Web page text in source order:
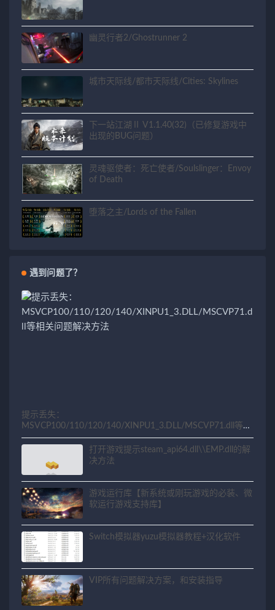
幽灵行者2/Ghostrunner 2
城市天际线/都市天际线/Cities: Skylines
下一站江湖Ⅱ V1.1.40(32)（已修复游戏中
出现的BUG问题）
灵魂驱使者：死亡使者/Soulslinger：Envoy
of Death
堕落之主/Lords of the Fallen
遇到问题了？
提示丢失：
MSVCP100/110/120/140/XINPU1_3.DLL/MSCVP71.dll等相
关问题解决方法
打开游戏提示steam_api64.dll\\EMP.dll的解
决方法
游戏运行库【新系统或刚玩游戏的必装、微
软运行游戏支持库】
Switch模拟器yuzu模拟器教程+汉化软件
VIP所有问题解决方案，和安装指导